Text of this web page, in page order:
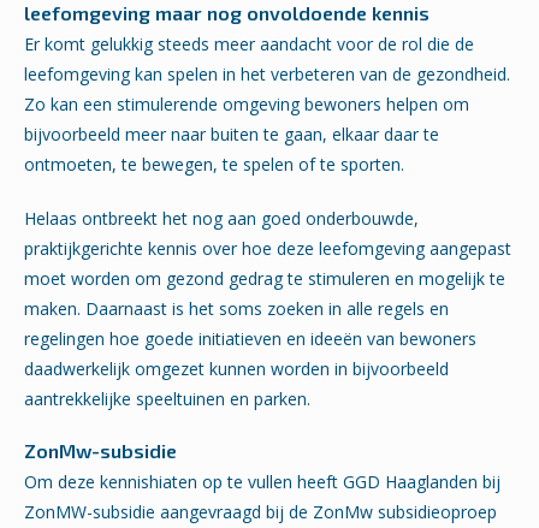
leefomgeving maar nog onvoldoende kennis
Er komt gelukkig steeds meer aandacht voor de rol die de
leefomgeving kan spelen in het verbeteren van de gezondheid.
Zo kan een stimulerende omgeving bewoners helpen om
bijvoorbeeld meer naar buiten te gaan, elkaar daar te
ontmoeten, te bewegen, te spelen of te sporten.
Helaas ontbreekt het nog aan goed onderbouwde,
praktijkgerichte kennis over hoe deze leefomgeving aangepast
moet worden om gezond gedrag te stimuleren en mogelijk te
maken. Daarnaast is het soms zoeken in alle regels en
regelingen hoe goede initiatieven en ideeën van bewoners
daadwerkelijk omgezet kunnen worden in bijvoorbeeld
aantrekkelijke speeltuinen en parken.
ZonMw-subsidie
Om deze kennishiaten op te vullen heeft GGD Haaglanden bij
ZonMW-subsidie aangevraagd bij de ZonMw subsidieoproep